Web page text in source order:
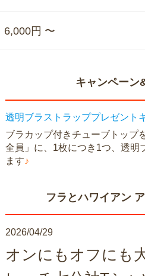
6,000円 〜
キャンペーン
透明ブラストラッププレゼント
ブラカップ付きチューブトップ
全員」に、1枚につき1つ、透明
ます♪
フラとハワイアン
2026/04/29
オンにもオフにも